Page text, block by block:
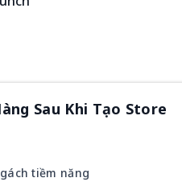
Sau Khi Tạo Store
tiềm năng